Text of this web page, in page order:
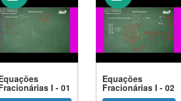
I - 01
Equações
Fracionárias I - 02